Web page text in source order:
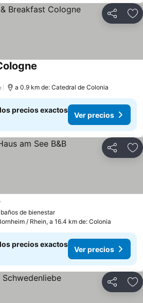
Compartir
a 0.9 km de: Catedral de Colonia
precios exactos
Ver precios
Compartir
de bienestarVer precios
Ver precios
/ Rhein, a 16.4 km de: Colonia
precios exactos
Ver precios
Compartir